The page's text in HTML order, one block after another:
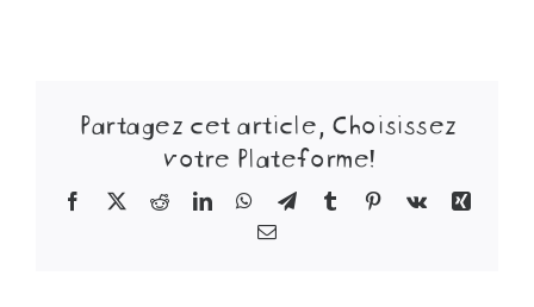
Partagez cet article, Choisissez
votre Plateforme!
Facebook
X RedditLinkedInWhatsApp
TelegramTumblr Pinterest
Vk
Xing
Email